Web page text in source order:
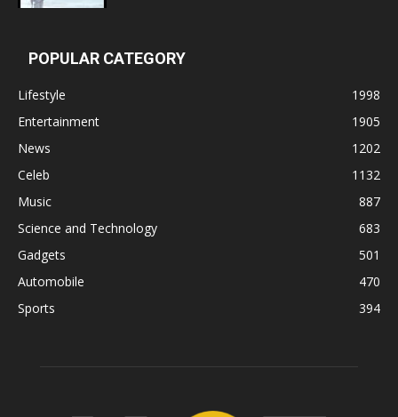
POPULAR CATEGORY
Lifestyle
1998
Entertainment
1905
News
1202
Celeb
1132
Music
887
Science and Technology
683
Gadgets
501
Automobile
470
Sports
394